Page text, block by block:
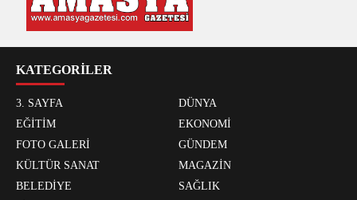
KATEGORİLER
3. SAYFA
DÜNYA
EĞİTİM
EKONOMİ
FOTO GALERİ
GÜNDEM
KÜLTÜR SANAT
MAGAZİN
BELEDİYE
SAĞLIK